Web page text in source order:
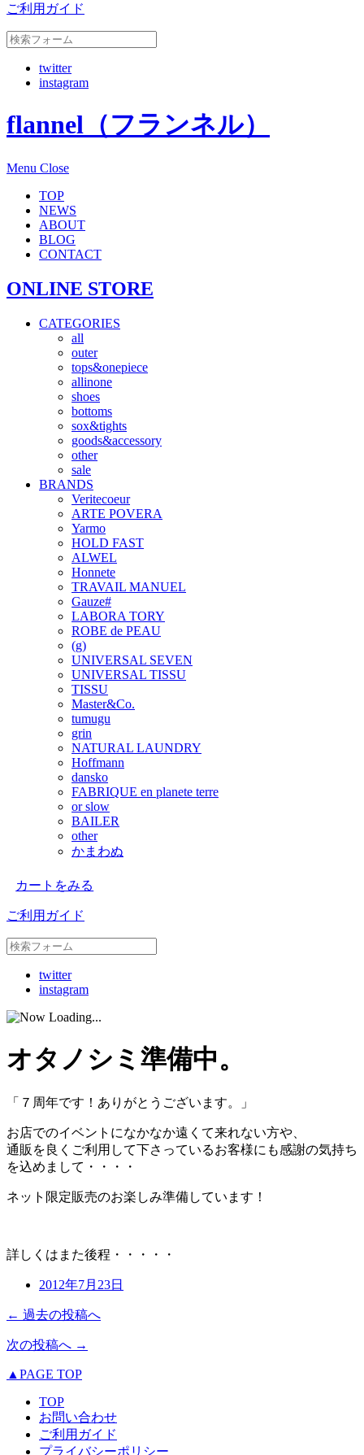
ご利用ガイド
twitter
instagram
flannel（フランネル）
Menu Close
TOP
NEWS
ABOUT
BLOG
CONTACT
ONLINE STORE
CATEGORIES
all
outer
tops&onepiece
allinone
shoes
bottoms
sox&tights
goods&accessory
other
sale
BRANDS
Veritecoeur
ARTE POVERA
Yarmo
HOLD FAST
ALWEL
Honnete
TRAVAIL MANUEL
Gauze#
LABORA TORY
ROBE de PEAU
(g)
UNIVERSAL SEVEN
UNIVERSAL TISSU
TISSU
Master&Co.
tumugu
grin
NATURAL LAUNDRY
Hoffmann
dansko
FABRIQUE en planete terre
or slow
BAILER
other
かまわぬ
カートをみる
ご利用ガイド
twitter
instagram
オタノシミ準備中。
「７周年です！ありがとうございます。」
お店でのイベントになかなか遠くて来れない方や、
通販を良くご利用して下さっているお客様にも感謝の気持ち
を込めまして・・・・
ネット限定販売のお楽しみ準備しています！
詳しくはまた後程・・・・・
2012年7月23日
← 過去の投稿へ
次の投稿へ →
▲PAGE TOP
TOP
お問い合わせ
ご利用ガイド
プライバシーポリシー